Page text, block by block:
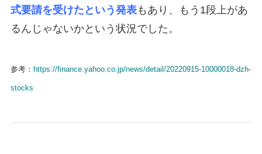
式要請を受けたという発表もあり、もう1段上があ
るんじゃないかという状況でした。
参考： https://finance.yahoo.co.jp/news/detail/20220915-10000018-dzh-
stocks